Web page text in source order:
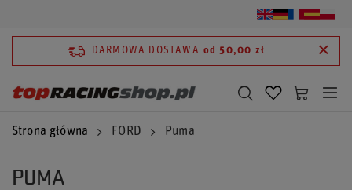
DARMOWA DOSTAWA od 50,00 zł
Strona główna FORD Puma
PUMA